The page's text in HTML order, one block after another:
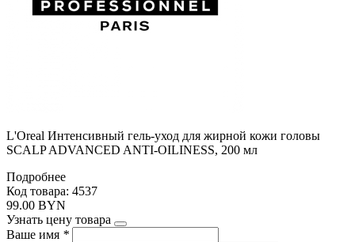
L'Oreal Интенсивный гель-уход для жирной кожи головы
SCALP ADVANCED ANTI-OILINESS, 200 мл
Подробнее
Код товара: 4537
99.00 BYN
Узнать цену товара
Ваше имя *